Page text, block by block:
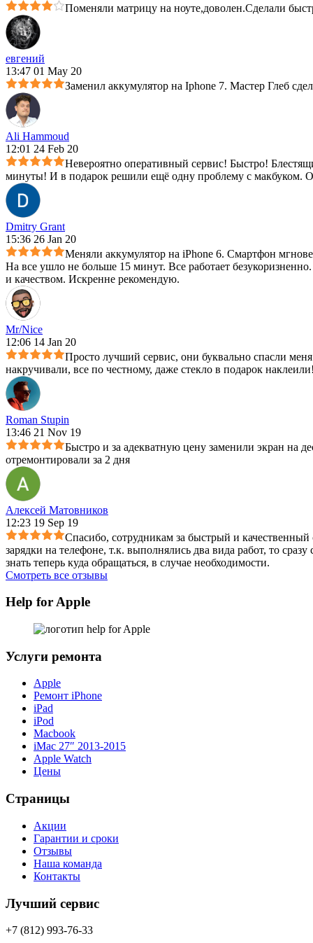
Поменяли матрицу на ноуте,доволен.Сделали
евгений
13:47 01 May 20
Заменил аккумулятор на Iphone 7. Мастер Глеб
Ali Hammoud
12:01 24 Feb 20
Невероятно оперативный сервис! Быстро!
минуты! И в подарок решили ещё одну проблему с макбуком.
Dmitry Grant
15:36 26 Jan 20
Меняли аккумулятор на iPhone 6. Смартфон
На все ушло не больше 15 минут. Все работает
и качеством. Искренне рекомендую.
Mr/Nice
12:06 14 Jan 20
Просто лучший сервис, они буквально спасли
накручивали, все по честному, даже стекло в подарок
Roman Stupin
13:46 21 Nov 19
Быстро и за адекватную цену заменили экран на
отремонтировали за 2 дня
Алексей Матовников
12:23 19 Sep 19
Спасибо, сотрудникам за быстрый и качественный
зарядки на телефоне, т.к. выполнялись два вида работ, то
знать теперь куда обращаться, в случае необходимости.
Смотреть все отзывы
Help for Apple
Услуги ремонта
Apple
Ремонт iPhone
iPad
iPod
Macbook
iMac 27″ 2013-2015
Apple Watch
Цены
Страницы
Акции
Гарантии и сроки
Отзывы
Наша команда
Контакты
Лучший сервис
+7 (812) 993-76-33